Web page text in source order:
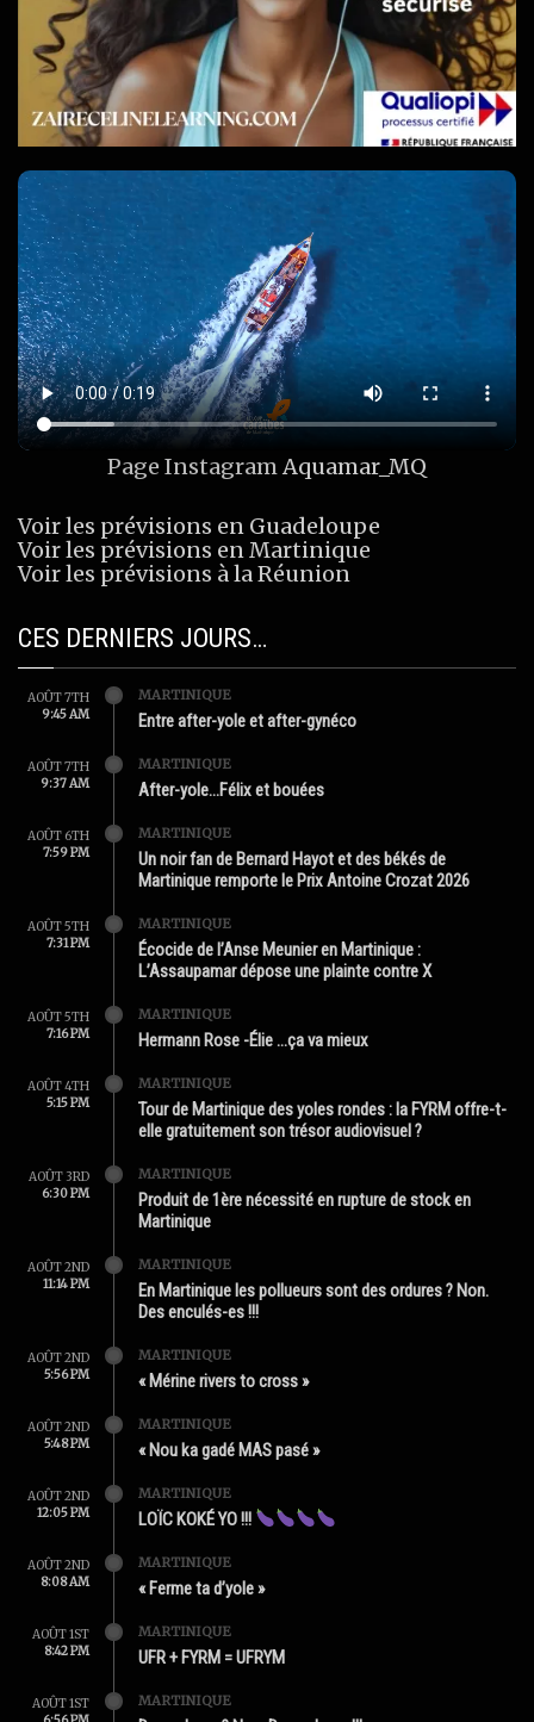
Page InstagramAquamar_MQ
Voir les prévisions en Guadeloupe
Voir les prévisions en Martinique
Voir les prévisions à la Réunion
CES DERNIERS JOURS…
AOÛT 7TH
9:45 AM
MARTINIQUE
Entre after-yole et after-gynéco
AOÛT 7TH
9:37 AM
MARTINIQUE
After-yole…Félix et bouées
AOÛT 6TH
7:59 PM
MARTINIQUE
Un noir fan de Bernard Hayot et des békés de
Martinique remporte le Prix Antoine Crozat 2026
AOÛT 5TH
7:31 PM
MARTINIQUE
Écocide de l’Anse Meunier en Martinique :
L’Assaupamar dépose une plainte contre X
AOÛT 5TH
7:16 PM
MARTINIQUE
Hermann Rose -Élie …ça va mieux
AOÛT 4TH
5:15 PM
MARTINIQUE
Tour de Martinique des yoles rondes : la FYRM offre-t-
elle gratuitement son trésor audiovisuel ?
AOÛT 3RD
6:30 PM
MARTINIQUE
Produit de 1ère nécessité en rupture de stock en
Martinique
AOÛT 2ND
11:14 PM
MARTINIQUE
En Martinique les pollueurs sont des ordures ? Non.
Des enculés-es !!!
AOÛT 2ND
5:56 PM
MARTINIQUE
« Mérine rivers to cross »
AOÛT 2ND
5:48 PM
MARTINIQUE
« Nou ka gadé MAS pasé »
AOÛT 2ND
12:05 PM
MARTINIQUE
LOÏC KOKÉ YO !!!
AOÛT 2ND
8:08 AM
MARTINIQUE
« Ferme ta d’yole »
AOÛT 1ST
8:42 PM
MARTINIQUE
UFR + FYRM = UFRYM
AOÛT 1ST
MARTINIQUE